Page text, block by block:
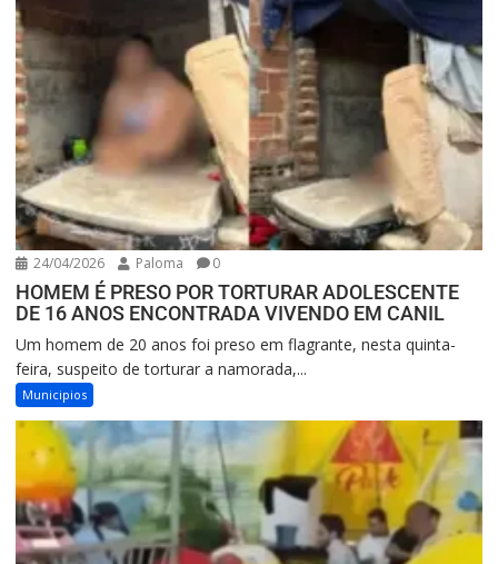
24/04/2026 Paloma 0
HOMEM É PRESO POR TORTURAR ADOLESCENTE
DE 16 ANOS ENCONTRADA VIVENDO EM CANIL
Um homem de 20 anos foi preso em flagrante, nesta quinta-
feira, suspeito de torturar a namorada,...
Municipios